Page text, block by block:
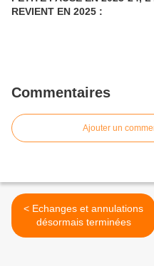
REVIENT EN 2025 :
Commentaires
Ajouter un
< Echanges et annulations
désormais terminées